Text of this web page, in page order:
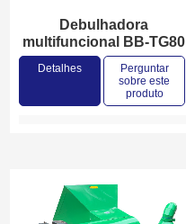
Debulhadora
multifuncional BB-TG80
Detalhes
Perguntar
sobre este
produto